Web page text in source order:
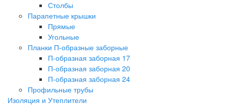
Столбы
Парапетные крышки
Прямые
Угольные
Планки П-образные заборные
П-образная заборная 17
П-образная заборная 20
П-образная заборная 24
Профильные трубы
Изоляция и Утеплители